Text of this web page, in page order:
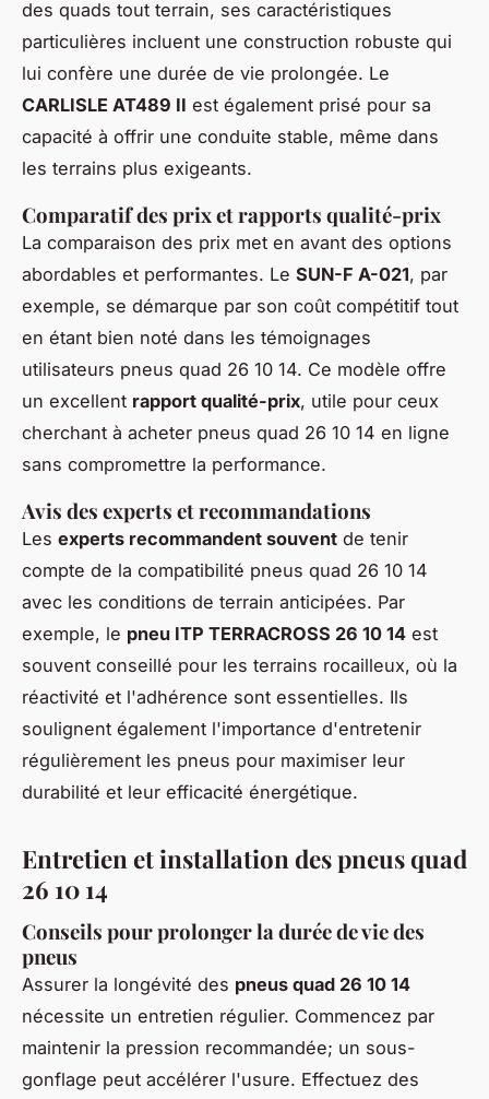
des quads tout terrain, ses caractéristiques
particulières incluent une construction robuste qui
lui confère une durée de vie prolongée. Le
CARLISLE AT489 II est également prisé pour sa
capacité à offrir une conduite stable, même dans
les terrains plus exigeants.
Comparatif des prix et rapports qualité-prix
La comparaison des prix met en avant des options
abordables et performantes. Le SUN-F A-021, par
exemple, se démarque par son coût compétitif tout
en étant bien noté dans les témoignages
utilisateurs pneus quad 26 10 14. Ce modèle offre
un excellent rapport qualité-prix, utile pour ceux
cherchant à acheter pneus quad 26 10 14 en ligne
sans compromettre la performance.
Avis des experts et recommandations
Les experts recommandent souvent de tenir
compte de la compatibilité pneus quad 26 10 14
avec les conditions de terrain anticipées. Par
exemple, le pneu ITP TERRACROSS 26 10 14 est
souvent conseillé pour les terrains rocailleux, où la
réactivité et l'adhérence sont essentielles. Ils
soulignent également l'importance d'entretenir
régulièrement les pneus pour maximiser leur
durabilité et leur efficacité énergétique.
Entretien et installation des pneus quad
26 10 14
Conseils pour prolonger la durée de vie des
pneus
Assurer la longévité des pneus quad 26 10 14
nécessite un entretien régulier. Commencez par
maintenir la pression recommandée; un sous-
gonflage peut accélérer l'usure. Effectuez des